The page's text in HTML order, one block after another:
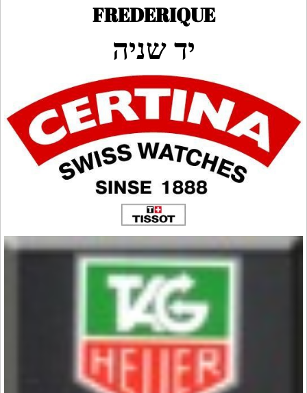
FREDERIQUE
יד שניה